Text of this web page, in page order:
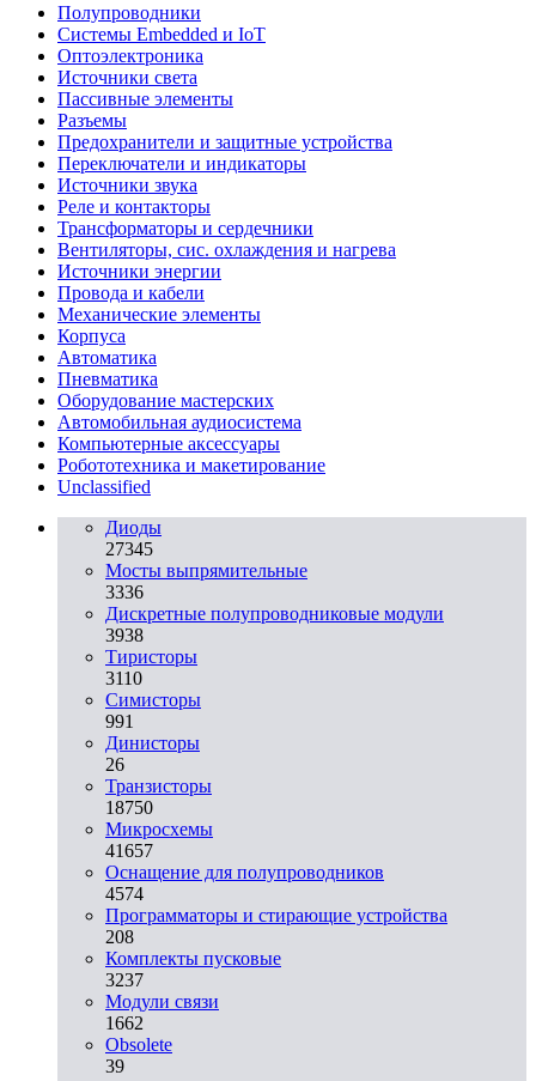
Полупроводники
Системы Embedded и IoT
Oптоэлектроника
Источники света
Пассивные элементы
Разъeмы
Предохранители и защитные устройства
Переключатели и индикаторы
Источники звука
Реле и контакторы
Трансформаторы и сердечники
Вентиляторы, сис. охлаждения и нагрева
Источники энергии
Провода и кабели
Механические элементы
Корпуса
Автоматика
Пневматика
Оборудование мастерских
Автомобильная аудиосистема
Компьютерные аксессуары
Робототехника и макетирование
Unclassified
Диоды
27345
Мосты выпрямительные
3336
Дискретные полупроводниковые модули
3938
Тиристоры
3110
Симисторы
991
Динисторы
26
Транзисторы
18750
Микросхемы
41657
Оснащение для полупроводников
4574
Программаторы и стирающие устройства
208
Комплекты пусковые
3237
Модули связи
1662
Obsolete
39